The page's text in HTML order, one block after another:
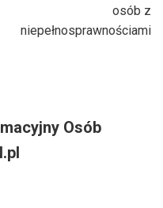
osób z
niepełnosprawnościami
Osób